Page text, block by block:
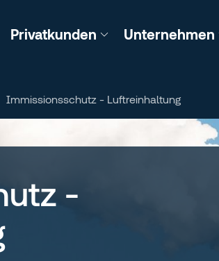
Privatkunden Unternehmen
Immissionsschutz - Luftreinhaltung
-